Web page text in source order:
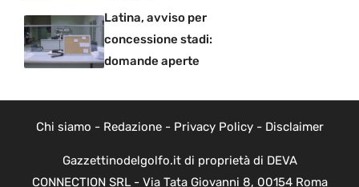
Latina, avviso per
concessione stadi:
domande aperte
Chi siamo - Redazione- Privacy Policy- Disclaimer
Gazzettinodelgolfo.it di proprietà di DEVA
CONNECTION SRL - Via Tata Giovanni 8, 00154 Roma